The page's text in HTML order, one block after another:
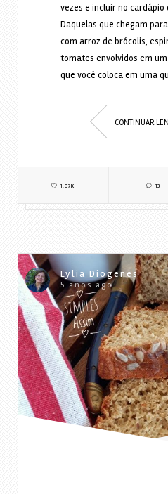
vezes e incluir no cardápio
Daquelas que chegam
com arroz de brócolis,
tomates envolvidos em
que você coloca em uma
CONTINUAR
1.07K 13
Lylia Diogenes
5 anos ago